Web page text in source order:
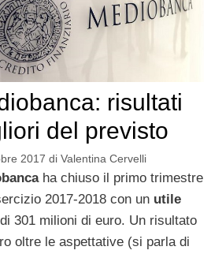
risultati
del previsto
2017 di Valentina Cervelli
ha chiuso il primo trimestre
2017-2018 con un utile
301 milioni di euro. Un risultato
oltre le aspettative (si parla di